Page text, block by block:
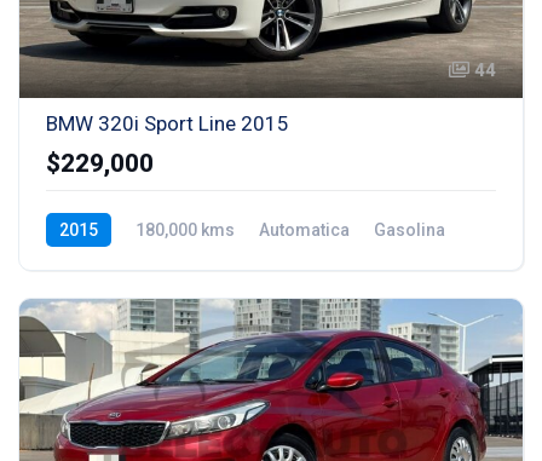
44
BMW 320i Sport Line 2015
$229,000
2015 180,000 kms Automatica Gasolina